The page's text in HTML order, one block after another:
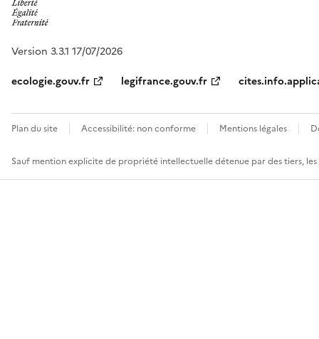
Version 3.3.1 17/07/2026
ecologie.gouv.fr
legifrance.gouv.fr
Plan du site Accessibilité: non conforme Mentions légales
Sauf mention explicite de propriété intellectuelle détenue par des tiers,